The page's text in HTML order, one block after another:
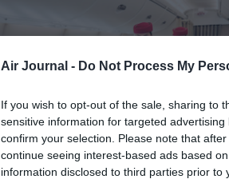
Air Journal - Do Not Process My
If you wish to opt-out of the sale, sharing to
sensitive information for targeted
confirm your selection. Please note that
continue seeing interest-based ads based
information disclosed to third parties prior